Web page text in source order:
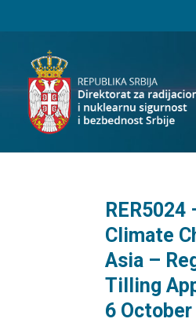
Climate
Asia –
Tilling
6